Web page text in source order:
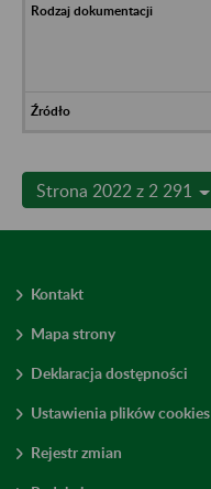
Strona 2022 z 2 291
Kontakt
Mapa strony
Deklaracja dostępności
Ustawienia plików cookies
Rejestr zmian